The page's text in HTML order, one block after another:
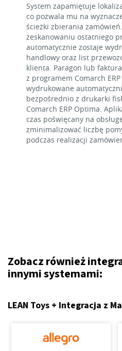
System zapamiętuje
co pozwala mu na
ścieżki zbierania
zeskanowaniu ostatniego
automatycznie zostaje
handlowy oraz list
klienta. Paragon lub
z programem Comarch
wydrukowane
bezpośrednio z drukarki
Comarch ERP Optima.
czas poświęcany na
zminimalizować liczbę
podczas realizacji
Zobacz również
innymi systemami:
LEAN Toys + Integracja z